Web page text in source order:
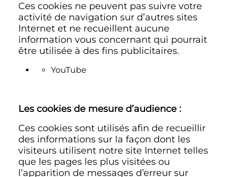
Ces cookies ne peuvent pas suivre votre
activité de navigation sur d’autres sites
Internet et ne recueillent aucune
information vous concernant qui pourrait
être utilisée à des fins publicitaires.
YouTube
Les cookies de mesure d’audience :
Ces cookies sont utilisés afin de recueillir
des informations sur la façon dont les
visiteurs utilisent notre site Internet telles
que les pages les plus visitées ou
l’apparition de messages d’erreur sur